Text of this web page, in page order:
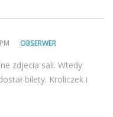
OBSERWER
zdjecia sali. Wtedy
bilety. Kroliczek i